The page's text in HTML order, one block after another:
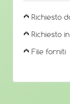
Richiesto
Richiesto
File forniti